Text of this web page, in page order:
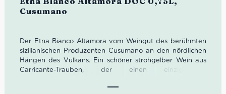
Cusumano
Der Etna Bianco Altamora vom Weingut des berühmten
sizilianischen Produzenten Cusumano an den nördlichen
Hängen des Vulkans. Ein schöner strohgelber Wein aus
Carricante-Trauben, der einen einzigartigen